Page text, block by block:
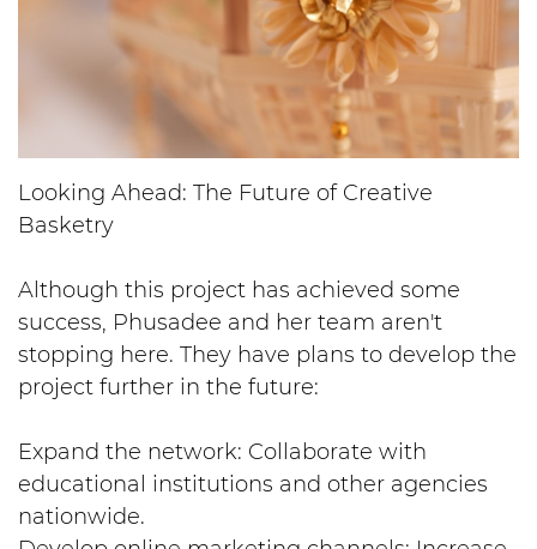
Looking Ahead: The Future of Creative
Basketry
Although this project has achieved some
success, Phusadee and her team aren't
stopping here. They have plans to develop the
project further in the future:
Expand the network: Collaborate with
educational institutions and other agencies
nationwide.